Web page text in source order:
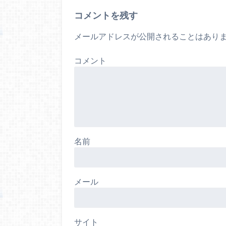
コメントを残す
メールアドレスが公開されることはあり
コメント
名前
メール
サイト